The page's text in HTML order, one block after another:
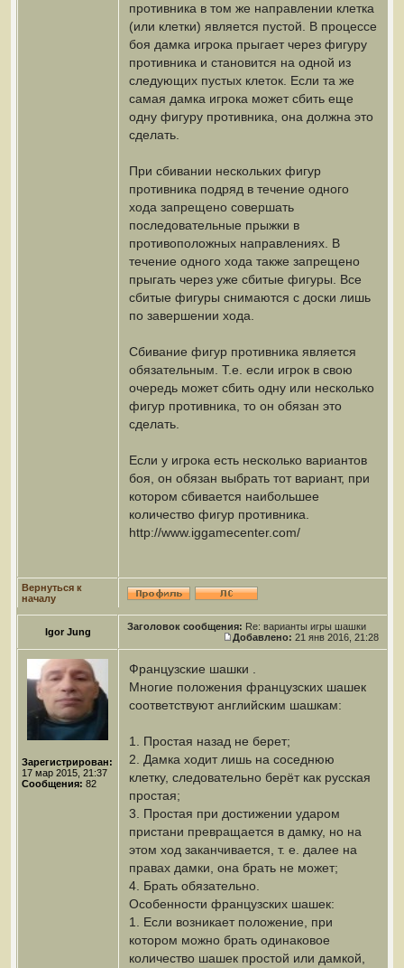
противника в том же направлении клетка
(или клетки) является пустой. В процессе
боя дамка игрока прыгает через фигуру
противника и становится на одной из
следующих пустых клеток. Если та же
самая дамка игрока может сбить еще
одну фигуру противника, она должна это
сделать.
При сбивании нескольких фигур
противника подряд в течение одного
хода запрещено совершать
последовательные прыжки в
противоположных направлениях. В
течение одного хода также запрещено
прыгать через уже сбитые фигуры. Все
сбитые фигуры снимаются с доски лишь
по завершении хода.
Сбивание фигур противника является
обязательным. Т.е. если игрок в свою
очередь может сбить одну или несколько
фигур противника, то он обязан это
сделать.
Если у игрока есть несколько вариантов
боя, он обязан выбрать тот вариант, при
котором сбивается наибольшее
количество фигур противника.
http://www.iggamecenter.com/
Вернуться к
началу
Igor Jung Заголовок сообщения: Re: варианты игры шашки
Добавлено: 21 янв 2016, 21:28
Зарегистрирован:
17 мар 2015, 21:37
Сообщения: 82
Французские шашки .
Многие положения французских шашек
соответствуют английским шашкам:
1. Простая назад не берет;
2. Дамка ходит лишь на соседнюю
клетку, следовательно берёт как русская
простая;
3. Простая при достижении ударом
пристани превращается в дамку, но на
этом ход заканчивается, т. е. далее на
правах дамки, она брать не может;
4. Брать обязательно.
Особенности французских шашек:
1. Если возникает положение, при
котором можно брать одинаковое
количество шашек простой или дамкой,